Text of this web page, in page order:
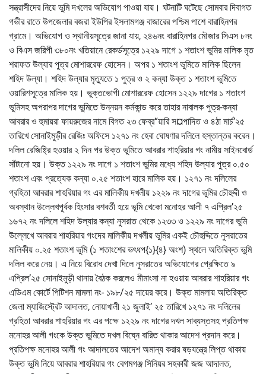
সন্ত্রাসীদের নিয়ে ভুমি দখলের অভিযোগ পাওয়া যায়। ঘটনাটি ঘটেছে সোমবার দিবাগত
গভীর রাতে উপজেলার বজরা ইউপির ইসলামগঞ্জ বাজারের পশ্চিম পাশে বারাহিনগর
গ্রামে। অভিযোগ ও স্থানীয়সূত্রে জানা যায়, ২৪৬নং বারাহিনগর মৌজার সিএস ৮নং
ও বিএস জরিপী ৩৮০নং খতিয়ানে রেকর্ডসূত্রে ১২২৯ দাগে ১ শতাংশ ভুমির মালিক মৃত
শরাফত উল্যার পুত্র মোশাররেফ হোসেন। অপর ১ শতাংশ ভুমিতে মালিক ছিলেন
শহিদ উল্যা। শহিদ উল্যার মৃত্যুতে ১ পুত্র ও ২ কন্যা উক্ত ১ শতাংশ ভুমিতে
ওয়ারিশসূত্রে মালিক হয়। ভুক্তভোগী মোশাররেফ হোসেন ১২২৯ দাগের ১ শতাংশ
ভুমিসহ অপরাপর দাগের ভুমিতে উন্নয়ন কর্মকান্ড করে তাহার নাবালক পুত্র-কন্যা
আবরার ও হুমায়রা ফায়রুজের নামে বিগত ২৩ ফেব্র“য়ারি স¤পাদিত ও ৪ঠা মার্চ’২৫
তারিখে সোনাইমুড়ীর রেজিঃ অফিসে ১২৭১ নং হেবা ঘোষণার দলিলে হস্তান্তর করেন।
দলিল রেজিষ্ট্রি হওয়ার ২ দিন পর উক্ত ভুমিতে আবরার শাহরিয়ার গং নামীয় সাইনবোর্ড
সাঁটানো হয়। উক্ত ১২২৯ নং দাগে ১ শতাংশ ভুমির মধ্যে শহিদ উল্যার পুত্র ০.৫০
শতাংশ এবং প্রত্যেক কন্যা ০.২৫ শতাংশ হারে মালিক হয়। ১২৭১ নং দলিলের
গ্রহিতা আবরার শাহরিয়ার গং এর মালিকীয় দখলীয় ১২২৯ নং দাগের ভুমির চৌহুদ্দী ও
অবস্থান উল্লেখপূর্বক হিংসার বশবর্তী হয়ে ভূমি খেকো মনোহর আলী ৭ এপ্রিল’২৫
১৬৭২ নং দলিলে শহিদ উল্যার কন্যা নুসরাত থেকে ১২৩৩ ও ১২২৯ নং দাগের ভুমি
উল্লেখে আবরার শাহরিয়ার গংদের মালিকীয় দখলীয় ভুমির একই চৌহুদ্দিতে নুসরাতের
মালিকীয় ০.২৫ শতাংশ ভুমি (১ শতাংশের ভৎধপ{১}{৪} অংশ) স্থলে অতিরিক্ত ভুমি
দলিল করে নেয়। এ নিয়ে বিরোধ দেখা দিলে নুসরাতের অভিযোগের প্রেক্ষিতে ৯
এপ্রিল’২৫ সোনাইমুড়ী থানায় বৈঠক করলেও মীমাংসা না হওয়ায় আবরার শাহরিয়ার গং
এডিএম কোর্টে পিটিশন মামলা নং- ১৯৮/২৫ দায়ের করে। উক্ত মামলায় অতিরিক্ত
জেলা ম্যাজিস্ট্রেট আদালত, নোয়াখালী ২১ জুলাই’ ২৫ তারিখে ১২৭১ নং দলিলের
গ্রহিতা আবরার শাহরিয়ার গং এর পক্ষে ১২২৯ নং দাগের দখল সাব্যস্তসহ প্রতিপক্ষ
মনোহর আলী গংকে উক্ত ভুমিতে দখল বিঘ্নে বারিত থাকার আদেশ প্রদান করে।
প্রতিপক্ষ মনোহর আলী গং আদালতের আদেশ অমান্য করার ষড়যন্ত্রে লিপ্ত থাকায়
উক্ত ভুমি নিয়ে আবরার শাহরিয়ার গং বেগমগঞ্জ সিনিয়র সহকারী জজ আদালত,